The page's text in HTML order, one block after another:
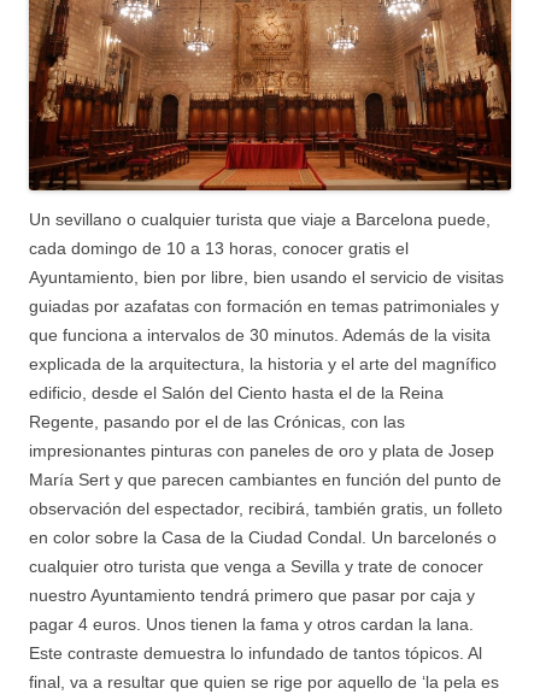
Un sevillano o cualquier turista que viaje a Barcelona puede,
cada domingo de 10 a 13 horas, conocer gratis el
Ayuntamiento, bien por libre, bien usando el servicio de visitas
guiadas por azafatas con formación en temas patrimoniales y
que funciona a intervalos de 30 minutos. Además de la visita
explicada de la arquitectura, la historia y el arte del magnífico
edificio, desde el Salón del Ciento hasta el de la Reina
Regente, pasando por el de las Crónicas, con las
impresionantes pinturas con paneles de oro y plata de Josep
María Sert y que parecen cambiantes en función del punto de
observación del espectador, recibirá, también gratis, un folleto
en color sobre la Casa de la Ciudad Condal. Un barcelonés o
cualquier otro turista que venga a Sevilla y trate de conocer
nuestro Ayuntamiento tendrá primero que pasar por caja y
pagar 4 euros. Unos tienen la fama y otros cardan la lana.
Este contraste demuestra lo infundado de tantos tópicos. Al
final, va a resultar que quien se rige por aquello de ‘la pela es